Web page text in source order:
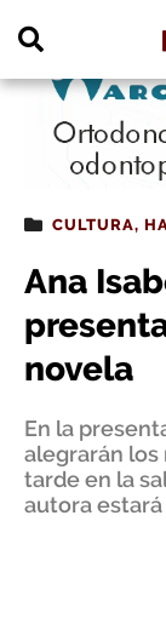
CULTURA,
Ana
novela
En la
alegrarán los
tarde en la
autora